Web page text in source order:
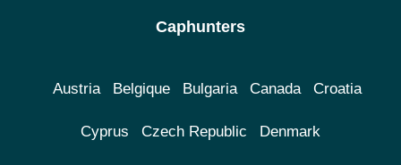
Caphunters
Austria Belgique Bulgaria Canada Croatia
Cyprus Czech Republic Denmark